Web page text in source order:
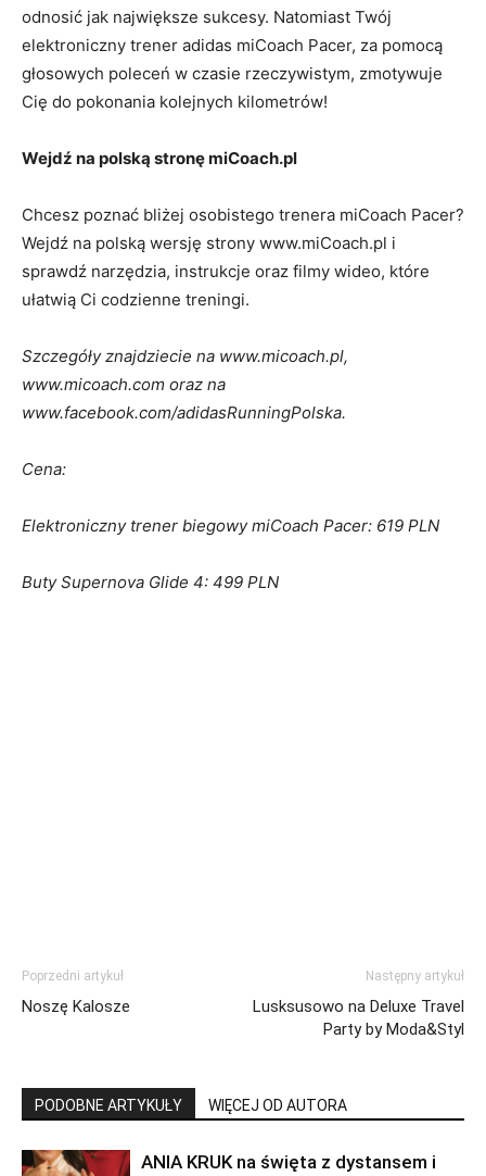
odnosić jak największe sukcesy. Natomiast Twój
elektroniczny trener adidas miCoach Pacer, za pomocą
głosowych poleceń w czasie rzeczywistym, zmotywuje
Cię do pokonania kolejnych kilometrów!
Wejdź na polską stronę miCoach.pl
Chcesz poznać bliżej osobistego trenera miCoach Pacer?
Wejdź na polską wersję strony www.miCoach.pl i
sprawdź narzędzia, instrukcje oraz filmy wideo, które
ułatwią Ci codzienne treningi.
Szczegóły znajdziecie na www.micoach.pl,
www.micoach.com oraz na
www.facebook.com/adidasRunningPolska.
Cena:
Elektroniczny trener biegowy miCoach Pacer: 619 PLN
Buty Supernova Glide 4: 499 PLN
Poprzedni artykuł
Noszę Kalosze
Następny artykuł
Lusksusowo na Deluxe Travel
Party by Moda&Styl
PODOBNE ARTYKUŁY WIĘCEJ OD AUTORA
ANIA KRUK na święta z dystansem i